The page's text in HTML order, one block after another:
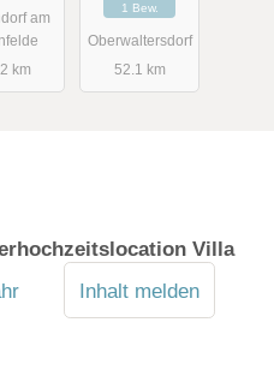
am
km
1 Bew.
Oberwaltersdorf
52.1 km
Villa
Inhalt melden